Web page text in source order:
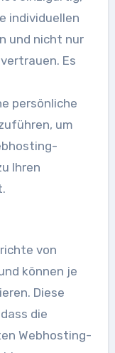
individuellen
und nicht nur
Es
persönliche
um
Ihren
von
können je
Diese
die
Webhosting-